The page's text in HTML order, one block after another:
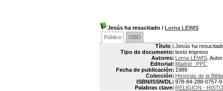
Jesús ha resucitado / Lorna LEWIS
Público
ISBD
Título : Jesús ha
Tipo de documento: texto impreso
Autores: Lorna LEWIS ,
Editorial: Madrid : PPC
Fecha de publicación: 1989
Colección: Historias de la Biblia
ISBN/ISSN/DL: 978-84-288-0757-9
Palabras clave: RELIGION -